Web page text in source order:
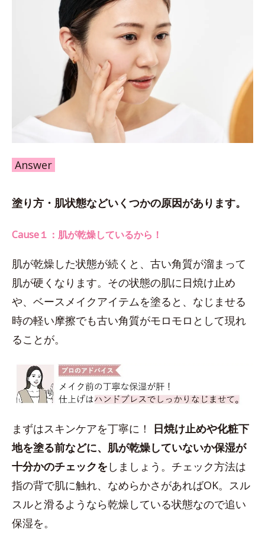
Answer
塗り方・肌状態などいくつかの原因があります。
Cause１：肌が乾燥しているから！
肌が乾燥した状態が続くと、古い角質が溜まって
肌が硬くなります。その状態の肌に日焼け止め
や、ベースメイクアイテムを塗ると、なじませる
時の軽い摩擦でも古い角質がモロモロとして現れ
ることが。
まずはスキンケアを丁寧に！
日焼け止めや化粧下
地を塗る前などに、肌が乾燥していないか保湿が
十分かのチェックを しましょう。チェック方法は
指の背で肌に触れ、なめらかさがあればOK。スル
スルと滑るようなら乾燥している状態なので追い
保湿を。